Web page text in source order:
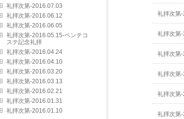
礼拝次第-2016.07.03
礼拝次第-2016.06.12
礼拝次第-2016.06.05
礼拝次第-2016.05.15-ペンテコ
ステ記念礼拝
礼拝次第-2016.04.24
礼拝次第-2016.04.10
礼拝次第-2016.03.20
礼拝次第-2016.03.13
礼拝次第-2016.02.21
礼拝次第-2016.01.31
礼拝次第-2016.01.10
礼拝次第
礼拝次第
礼拝次第
礼拝次第
礼拝次第
礼拝次第